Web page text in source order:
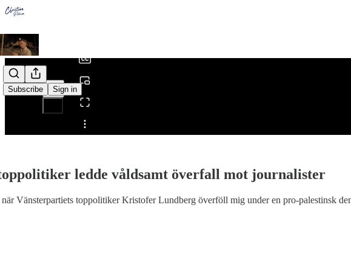
Subscribe Sign in
Share from 0:00
ledde våldsamt överfall mot journalister
Vänsterpartiets toppolitiker Kristofer Lundberg överföll mig under en pro-palestinsk